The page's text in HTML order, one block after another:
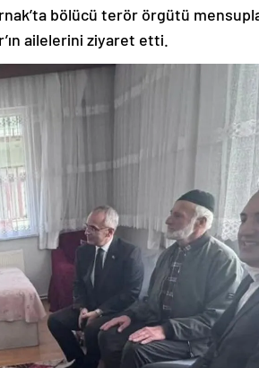
bölücü terör örgütü
ailelerini ziyaret etti.